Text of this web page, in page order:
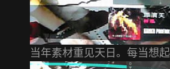
当年素材重见天日。每当想